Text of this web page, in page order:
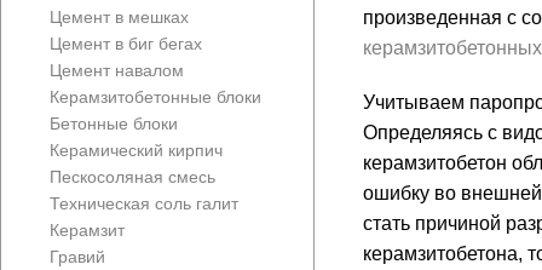
Цемент в мешках
Цемент в биг бегах
Цемент навалом
Керамзитобетонные блоки
Бетонные блоки
Керамический кирпич
Пескосоляная смесь
Техническая соль галит
Керамзит
Гравий
произведенная с
Учитываем
Определяясь с
керамзитобетон
ошибку во внешней
стать причиной
керамзитобетона,